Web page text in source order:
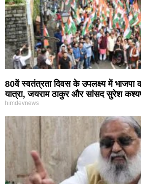
80वें स्वतंत्रता दिवस के उपलक्ष्य में भाजपा
यात्रा, जयराम ठाकुर और सांसद सुरेश
himdevnews